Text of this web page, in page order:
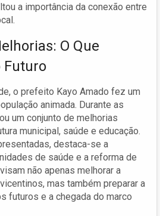
a importância da conexão entre
O Que
Futuro
o prefeito Kayo Amado fez um
animada. Durante as
um conjunto de melhorias
municipal, saúde e educação.
destaca-se a
de saúde e a reforma de
não apenas melhorar a
mas também preparar a
futuros e a chegada do marco